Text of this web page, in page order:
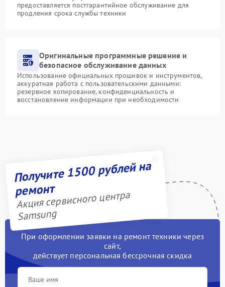
предоставляется постгарантийное обслуживание для
продления срока службы техники
Оригинальные программные решение и
безопасное обслуживание данных
Использование официальных прошивок и инструментов,
аккуратная работа с пользовательскими данными:
резервное копирование, конфиденциальность и
восстановление информации при необходимости
Получите 1500 рублей на
ремонт
Акция сервисного центра
Samsung
При оформлении заявки на ремонт техники через
сайт,
действует персональная бессрочная скидка